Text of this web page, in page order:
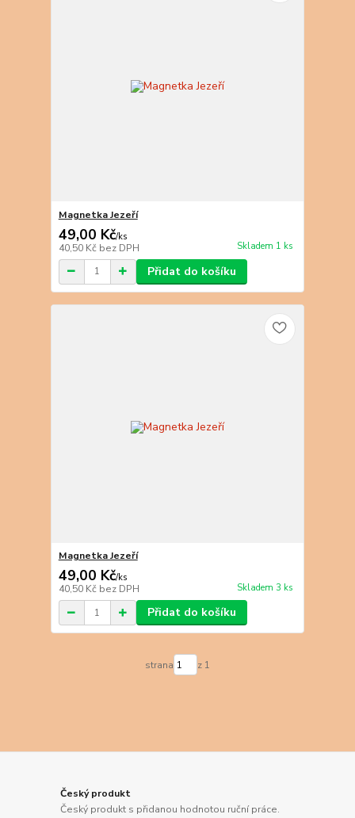
Magnetka Jezeří
49,00 Kč/ks
40,50 Kč bez DPH Skladem 1 ks
Přidat do košíku
Magnetka Jezeří
49,00 Kč/ks
40,50 Kč bez DPH Skladem 3 ks
Přidat do košíku
strana z 1
Český produkt
Český produkt s přidanou hodnotou ruční práce.